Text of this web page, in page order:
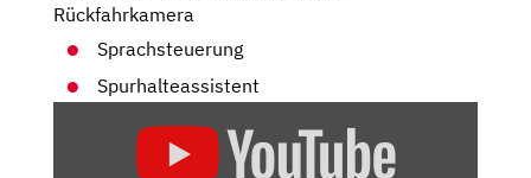
Rückfahrkamera
Sprachsteuerung
Spurhalteassistent